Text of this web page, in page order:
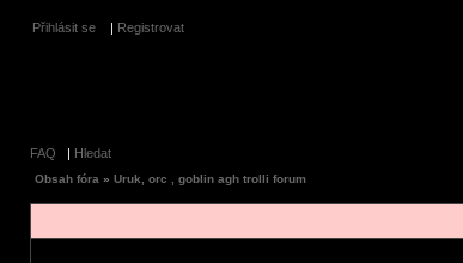
Přihlásit se | Registrovat
FAQ | Hledat
Obsah fóra » Uruk, orc , goblin agh trolli forum